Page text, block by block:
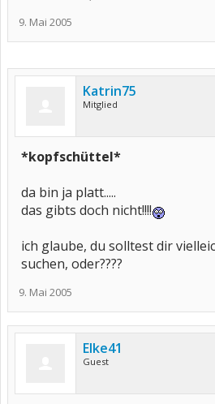
9. Mai 2005
Katrin75
Mitglied
*kopfschüttel*
da bin ja platt.....
das gibts doch nicht!!!!
ich glaube, du solltest dir
suchen, oder????
9. Mai 2005
Elke41
Guest